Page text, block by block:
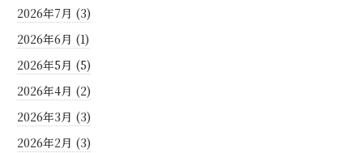
2026年7月 (3)
2026年6月 (1)
2026年5月 (5)
2026年4月 (2)
2026年3月 (3)
2026年2月 (3)